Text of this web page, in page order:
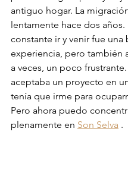
antiguo hogar. La
lentamente hace dos años.
constante ir y venir fue una
experiencia, pero también
a veces, un poco
aceptaba un proyecto en
tenía que irme para
Pero ahora puedo
plenamente en Son Selva .